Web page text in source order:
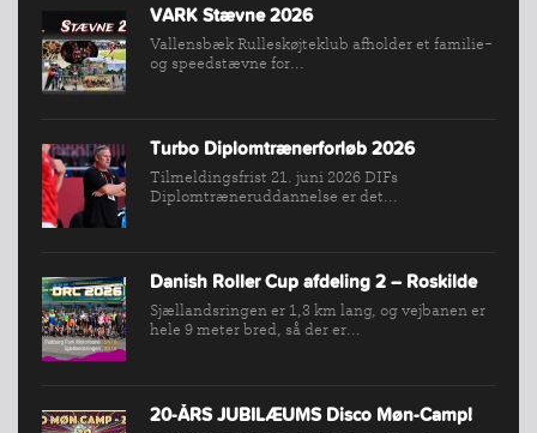
FIND
KLUB
SPORTSGRENE
VÆRKTØJSKASSEN
KONKURRENCER
VARK Stævne 2026
Vallensbæk Rulleskøjteklub afholder et familie-
og speedstævne for...
Turbo Diplomtrænerforløb 2026
Tilmeldingsfrist 21. juni 2026 DIFs
Diplomtræneruddannelse er det...
Danish Roller Cup afdeling 2 – Roskilde
Sjællandsringen er 1,3 km lang, og vejbanen er
hele 9 meter bred, så der er...
20-ÅRS JUBILÆUMS Disco Møn-Camp!